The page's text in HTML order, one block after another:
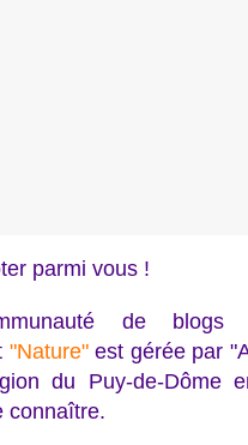
parmi vous !
de blogs
"Nature"est gérée par
du Puy-de-Dôme
connaître.